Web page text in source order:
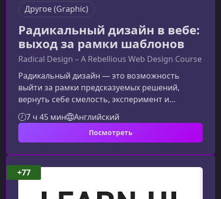
Другое (Graphic)
Радикальный дизайн в вебе:
выход за рамки шаблонов
Radical Design – A Rebellious Web Design Course
Радикальный дизайн — это возможность
выйти за рамки предсказуемых решений,
вернуть себе смелость, эксперимент и
удовольствие от процесса. Курс помогает
пересобрать взгляд на веб‑дизайн и научиться
создавать уникальные, живые и
тренды.Для кого создан этот курсПрограмма
разработана так, чтобы быть полезной
начинающим и опытным специалистам,
которые хотят расширить творческий
7 ч 45 мин Английский
Посмотреть
+77